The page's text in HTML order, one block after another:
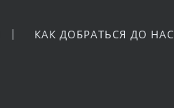
КАК ДОБРАТЬСЯ ДО НАС